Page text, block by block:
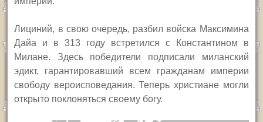
Лициний, в свою очередь, разбил войска Максимина
Дайа и в 313 году встретился с Константином в
Милане. Здесь победители подписали миланский
эдикт, гарантировавший всем гражданам империи
свободу вероисповедания. Теперь христиане могли
открыто поклоняться своему богу.